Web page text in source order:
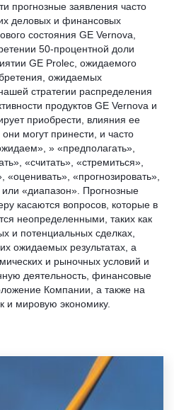
прогнозные заявления часто
деловых и финансовых
состояния GE Vernova,
50-процентной доли
GE Prolec, ожидаемого
ожидаемых
стратегии распределения
продуктов GE Vernova и
приобрести, влияния ее
они могут принести, и часто
» «предполагать»,
«считать», «стремиться»,
«прогнозировать»,
«диапазон». Прогнозные
касаются вопросов, которые в
неопределенными, таких как
и потенциальных сделках,
ожидаемых результатах, а
и рыночных условий и
деятельность, финансовые
Компании, а также на
и мировую экономику.